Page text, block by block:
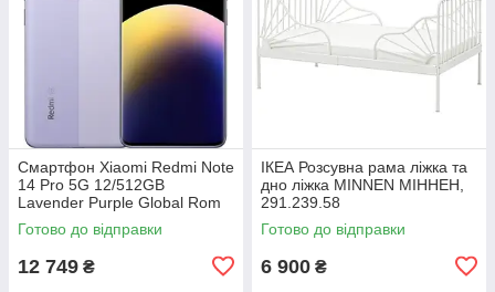
Смартфон Xiaomi Redmi Note
14 Pro 5G 12/512GB
Lavender Purple Global Rom
Готово до відправки
12 749 ₴
ІКЕА Розсувна рама ліжка та
дно ліжка MINNEN МІННЕН,
291.239.58
Готово до відправки
6 900 ₴